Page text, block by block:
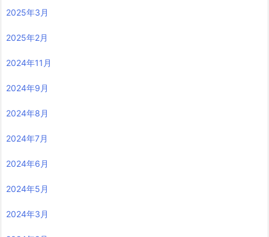
2025年3月
2025年2月
2024年11月
2024年9月
2024年8月
2024年7月
2024年6月
2024年5月
2024年3月